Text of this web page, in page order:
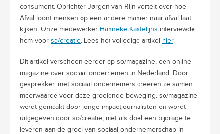
consument. Oprichter Jørgen van Rijn vertelt over hoe
Afval loont mensen op een andere manier naar afval laat
kijken. Onze medewerker Hanneke Kastelijns interviewde
hem voor so/creatie . Lees het volledige artikel hier.
Dit artikel verscheen eerder op so/magazine, een online
magazine over sociaal ondernemen in Nederland. Door
gesprekken met sociaal ondernemers creëren ze samen
meerwaarde voor deze groeiende beweging. so/magazine
wordt gemaakt door jonge impactjournalisten en wordt
uitgegeven door so/creatie, met als doel een bijdrage te
leveren aan de groei van sociaal ondernemerschap in